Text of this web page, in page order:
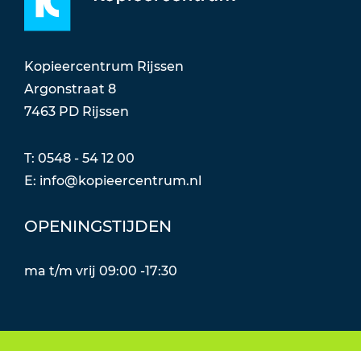
Kopieercentrum Rijssen
Argonstraat 8
7463 PD Rijssen
T: 0548 - 54 12 00
E: info@kopieercentrum.nl
OPENINGSTIJDEN
ma t/m vrij 09:00 -17:30